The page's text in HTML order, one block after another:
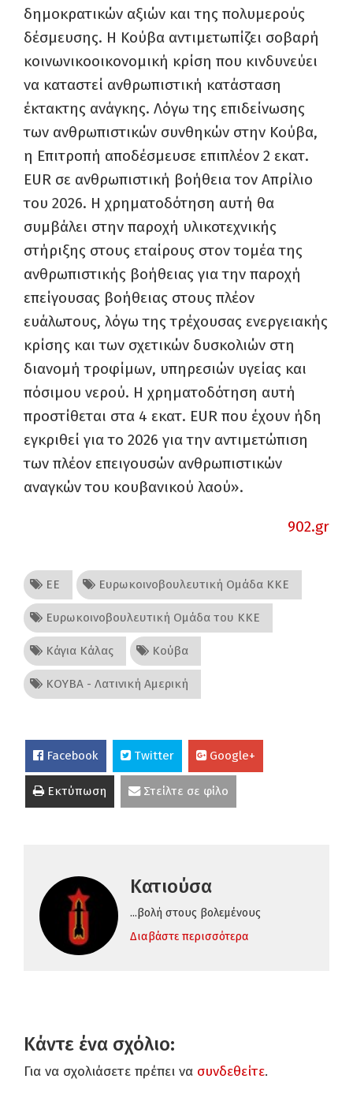
δημοκρατικών αξιών και της πολυμερούς
δέσμευσης. Η Κούβα αντιμετωπίζει σοβαρή
κοινωνικοοικονομική κρίση που κινδυνεύει
να καταστεί ανθρωπιστική κατάσταση
έκτακτης ανάγκης. Λόγω της επιδείνωσης
των ανθρωπιστικών συνθηκών στην Κούβα,
η Επιτροπή αποδέσμευσε επιπλέον 2 εκατ.
EUR σε ανθρωπιστική βοήθεια τον Απρίλιο
του 2026. Η χρηματοδότηση αυτή θα
συμβάλει στην παροχή υλικοτεχνικής
στήριξης στους εταίρους στον τομέα της
ανθρωπιστικής βοήθειας για την παροχή
επείγουσας βοήθειας στους πλέον
ευάλωτους, λόγω της τρέχουσας ενεργειακής
κρίσης και των σχετικών δυσκολιών στη
διανομή τροφίμων, υπηρεσιών υγείας και
πόσιμου νερού. Η χρηματοδότηση αυτή
προστίθεται στα 4 εκατ. EUR που έχουν ήδη
εγκριθεί για το 2026 για την αντιμετώπιση
των πλέον επειγουσών ανθρωπιστικών
αναγκών του κουβανικού λαού».
902.gr
ΕΕ Ευρωκοινοβουλευτική Ομάδα ΚΚΕ
Ευρωκοινοβουλευτική Ομάδα του ΚΚΕ
Κάγια Κάλας Κούβα
ΚΟΥΒΑ - Λατινική Αμερική
Facebook Twitter Google+
Εκτύπωση Στείλτε σε φίλο
Κατιούσα
...βολή στους βολεμένους
Διαβάστε περισσότερα
Κάντε ένα σχόλιο:
Για να σχολιάσετε πρέπει να συνδεθείτε.